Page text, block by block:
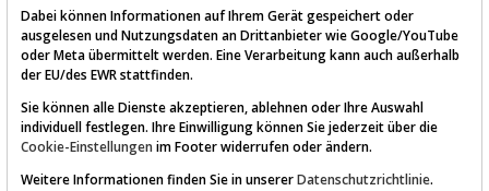
AKTIEN-TERMINAL
Dabei können Informationen auf Ihrem Gerät gespeichert oder
ausgelesen und Nutzungsdaten an Drittanbieter wie Google/YouTube
oder Meta übermittelt werden. Eine Verarbeitung kann auch außerhalb
der EU/des EWR stattfinden.
Sie können alle Dienste akzeptieren, ablehnen oder Ihre Auswahl
individuell festlegen. Ihre Einwilligung können Sie jederzeit über die
Cookie-Einstellungen im Footer widerrufen oder ändern.
Weitere Informationen finden Sie in unsererDatenschutzrichtlinie.